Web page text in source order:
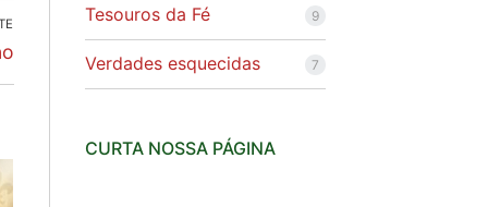
Tesouros da Fé 9
Verdades esquecidas 7
CURTA NOSSA PÁGINA